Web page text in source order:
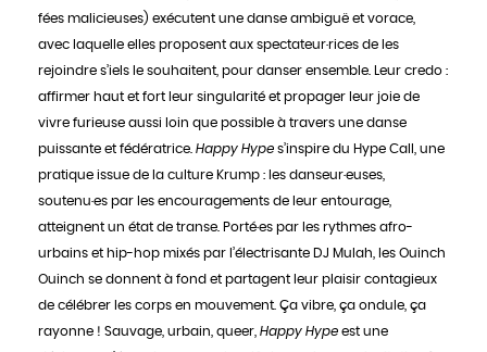
fées malicieuses) exécutent une danse ambiguë et vorace,
avec laquelle elles proposent aux spectateur·rices de les
rejoindre s’iels le souhaitent, pour danser ensemble. Leur credo :
affirmer haut et fort leur singularité et propager leur joie de
vivre furieuse aussi loin que possible à travers une danse
puissante et fédératrice. Happy Hype s’inspire du Hype Call, une
pratique issue de la culture Krump : les danseur·euses,
soutenu·es par les encouragements de leur entourage,
atteignent un état de transe. Porté·es par les rythmes afro-
urbains et hip-hop mixés par l’électrisante DJ Mulah, les Ouinch
Ouinch se donnent à fond et partagent leur plaisir contagieux
de célébrer les corps en mouvement. Ça vibre, ça ondule, ça
rayonne ! Sauvage, urbain, queer, Happy Hype est une